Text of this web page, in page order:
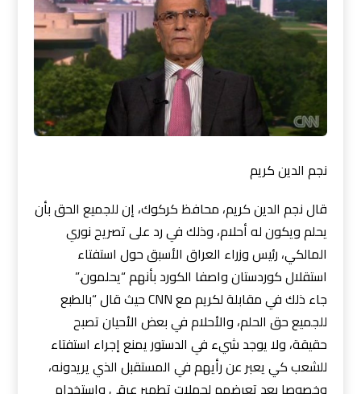
نجم الدين كريم
قال نجم الدين كريم، محافظ كركوك، إن للجميع الحق بأن
يحلم ويكون له أحلام، وذلك في رد على تصريح نوري
المالكي، رئيس وزراء العراق الأسبق حول استفتاء
استقلال كوردستان واصفا الكورد بأنهم “يحلمون.”
جاء ذلك في مقابلة لكريم مع CNN حيث قال “بالطبع
للجميع حق الحلم، والأحلام في بعض الأحيان تصبح
حقيقة، ولا يوجد شيء في الدستور يمنع إجراء استفتاء
للشعب كي يعبر عن رأيهم في المستقبل الذي يريدونه،
وخصوصا بعد تعرضهم لحملات تطهير عرقي واستخدام